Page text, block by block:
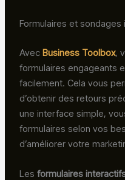
Formulaires et sondages
AvecBusiness Toolbox,
formulaires engageants
facilement. Cela vous
d’obtenir des retours
une interface simple,
formulaires selon vos
d’améliorer votre
Lesformulaires